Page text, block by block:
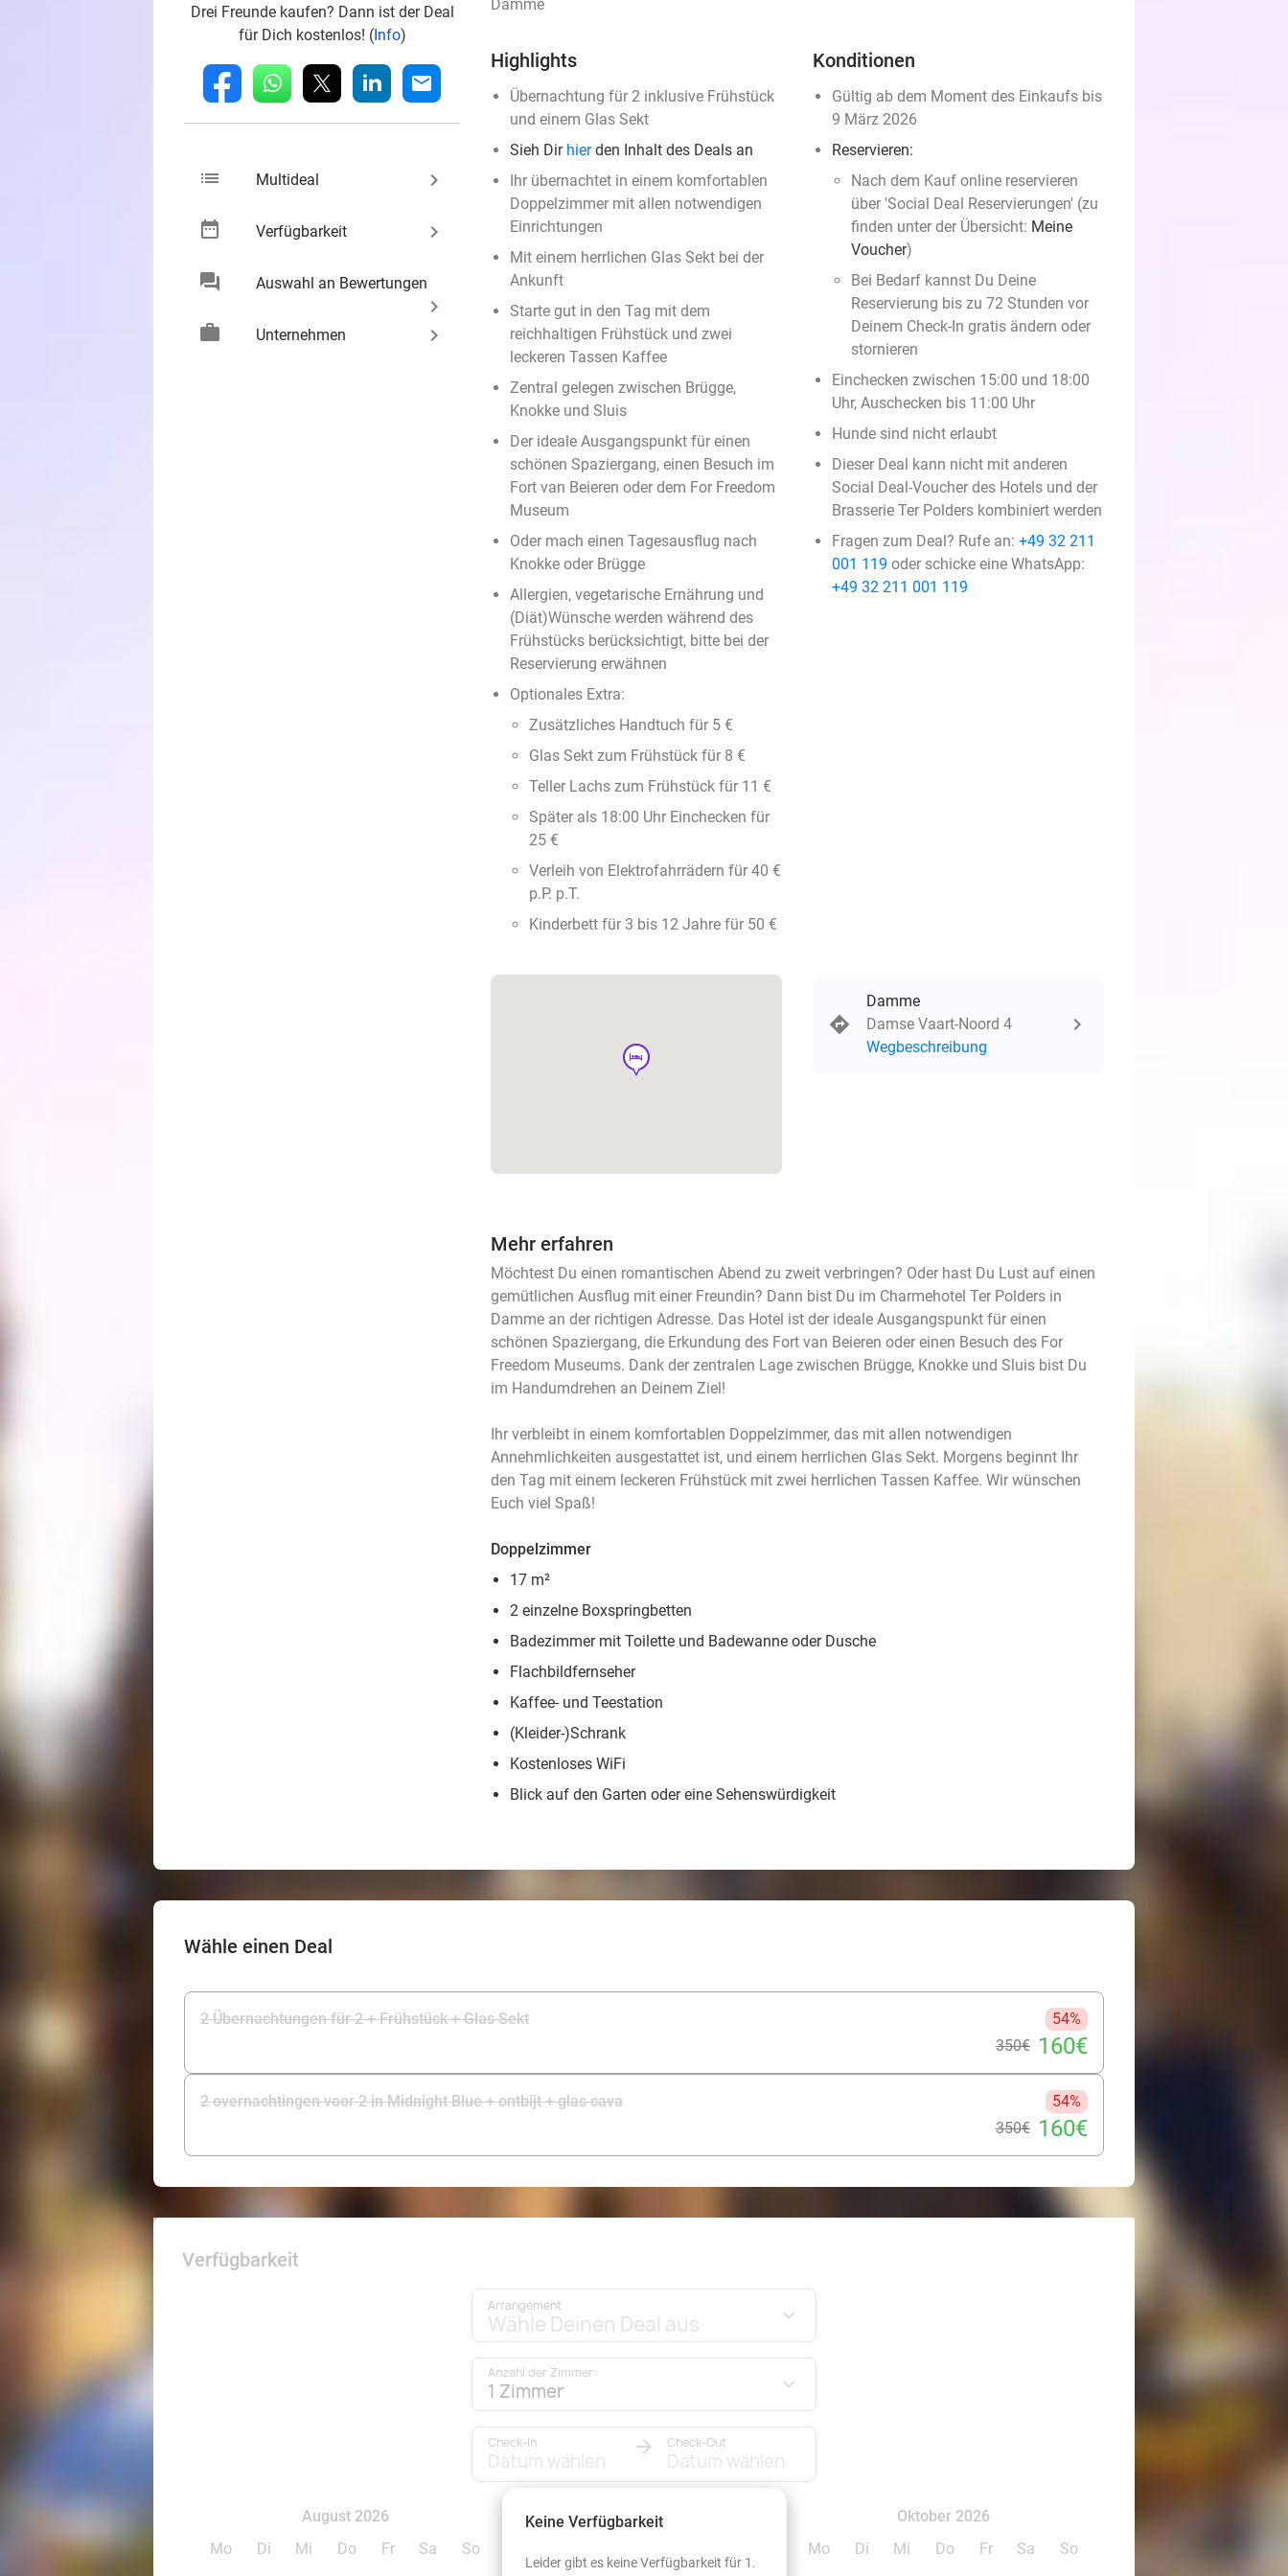
Drei Freunde kaufen? Dann ist der Deal
für Dich kostenlos! (Info)
fb whatsapp linkedin mail
list Multideal keyboard_arrow_right
date_range Verfügbarkeit keyboard_arrow_right
chat Auswahl an Bewertungen
keyboard_arrow_right
work
Unternehmen keyboard_arrow_right
Damme
Highlights
Übernachtung für 2 inklusive Frühstück
und einem Glas Sekt
Sieh Dir hierden Inhalt des Deals an
Ihr übernachtet in einem komfortablen
Doppelzimmer mit allen notwendigen
Einrichtungen
Mit einem herrlichen Glas Sekt bei der
Ankunft
Starte gut in den Tag mit dem
reichhaltigen Frühstück und zwei
leckeren Tassen Kaffee
Zentral gelegen zwischen Brügge,
Knokke und Sluis
Der ideale Ausgangspunkt für einen
schönen Spaziergang, einen Besuch im
Fort van Beieren oder dem For Freedom
Museum
Oder mach einen Tagesausflug nach
Knokke oder Brügge
Allergien, vegetarische Ernährung und
(Diät)Wünsche werden während des
Frühstücks berücksichtigt, bitte bei der
Reservierung erwähnen
Optionales Extra:
Zusätzliches Handtuch für 5 €
Glas Sekt zum Frühstück für 8 €
Teller Lachs zum Frühstück für 11 €
Später als 18:00 Uhr Einchecken für
25 €
Verleih von Elektrofahrrädern für 40 €
p.P. p.T.
Kinderbett für 3 bis 12 Jahre für 50 €
Konditionen
Gültig ab dem Moment des Einkaufs bis
9 März 2026
Reservieren:
Nach dem Kauf online reservieren
über 'Social Deal Reservierungen' (zu
finden unter der Übersicht: Meine
Voucher)
Bei Bedarf kannst Du Deine
Reservierung bis zu 72 Stunden vor
Deinem Check-In gratis ändern oder
stornieren
Einchecken zwischen 15:00 und 18:00
Uhr, Auschecken bis 11:00 Uhr
Hunde sind nicht erlaubt
Dieser Deal kann nicht mit anderen
Social Deal-Voucher des Hotels und der
Brasserie Ter Polders kombiniert werden
Fragen zum Deal? Rufe an: +49 32 211
001 119 oder schicke eine WhatsApp:
+49 32 211 001 119
hotel
Damme
Damse Vaart-Noord 4
Wegbeschreibung
Mehr erfahren
Möchtest Du einen romantischen Abend zu zweit verbringen? Oder hast Du Lust auf einen
gemütlichen Ausflug mit einer Freundin? Dann bist Du im Charmehotel Ter Polders in
Damme an der richtigen Adresse. Das Hotel ist der ideale Ausgangspunkt für einen
schönen Spaziergang, die Erkundung des Fort van Beieren oder einen Besuch des For
Freedom Museums. Dank der zentralen Lage zwischen Brügge, Knokke und Sluis bist Du
im Handumdrehen an Deinem Ziel!
Ihr verbleibt in einem komfortablen Doppelzimmer, das mit allen notwendigen
Annehmlichkeiten ausgestattet ist, und einem herrlichen Glas Sekt. Morgens beginnt Ihr
den Tag mit einem leckeren Frühstück mit zwei herrlichen Tassen Kaffee. Wir wünschen
Euch viel Spaß!
Doppelzimmer
17 m²
2 einzelne Boxspringbetten
Badezimmer mit Toilette und Badewanne oder Dusche
Flachbildfernseher
Kaffee- und Teestation
(Kleider-)Schrank
Kostenloses WiFi
Blick auf den Garten oder eine Sehenswürdigkeit
Wähle einen Deal
2 Übernachtungen für 2 + Frühstück + Glas Sekt
54%
350€ 160€
2 overnachtingen voor 2 in Midnight Blue + ontbijt + glas cava
54%
350€ 160€
Verfügbarkeit
Arrangement
Wähle Deinen Deal aus
Anzahl der Zimmer:
1 Zimmer
Check-In
Datum wählen
Check-Out
Datum wählen
August 2026
Mo
Di Mi Do Fr Sa So
September 2026
Oktober 2026
Mo
Di Mi Do Fr Sa So
Keine Verfügbarkeit
Leider gibt es keine Verfügbarkeit für 1.